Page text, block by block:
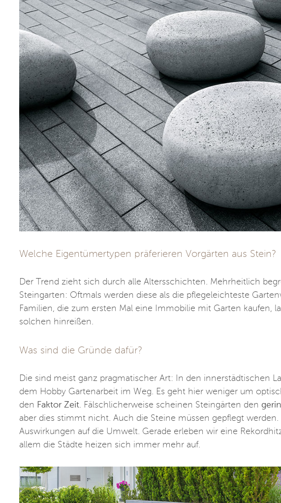
Welche Eigentümertypen präferieren Vorgärten aus Stein?
Der Trend zieht sich durch alle Altersschichten. Mehrheitlich
Steingarten: Oftmals werden diese als die pflegeleichteste
Familien, die zum ersten Mal eine Immobilie mit Garten kaufen,
solchen hinreißen.
Was sind die Gründe dafür?
Die sind meist ganz pragmatischer Art: In den innerstädtischen
dem Hobby Gartenarbeit im Weg. Es geht hier weniger um
den Faktor Zeit. Fälschlicherweise scheinen Steingärten den
aber dies stimmt nicht. Auch die Steine müssen gepflegt
Auswirkungen auf die Umwelt. Gerade erleben wir eine
allem die Städte heizen sich immer mehr auf.